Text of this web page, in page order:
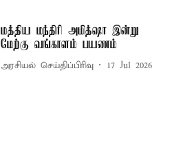
மத்திய மந்திரி அமித்ஷா இன்று
மேற்கு வங்காளம் பயணம்
அரசியல் செய்திப்பிரிவு 17 Jul 2026